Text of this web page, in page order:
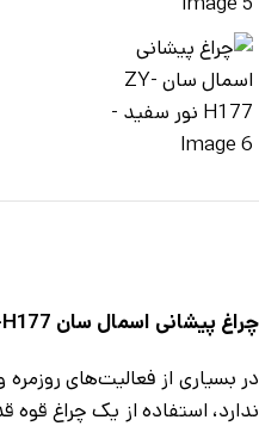
چراغ پیشانی اسمال سان ZY-H177 | هدلامپی قدرتمند برای فعالیت‌های حرفه‌ای و طبیعت‌گردی
در بسیاری از فعالیت‌های
ندارد، استفاده از یک چراغ